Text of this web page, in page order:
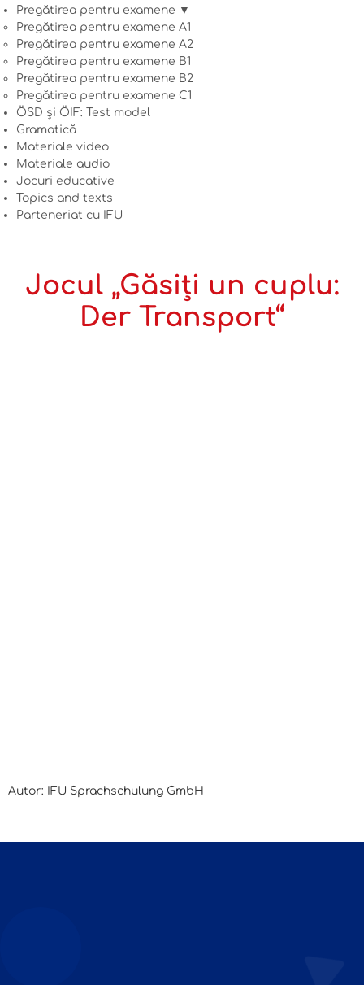
Pregătirea pentru examene ▼
Pregătirea pentru examene A1
Pregătirea pentru examene A2
Pregătirea pentru examene B1
Pregătirea pentru examene B2
Pregătirea pentru examene C1
ÖSD și ÖIF: Test model
Gramatică
Materiale video
Materiale audio
Jocuri educative
Topics and texts
Parteneriat cu IFU
Jocul „Găsiți un cuplu:
Der Transport“
Autor: IFU Sprachschulung GmbH